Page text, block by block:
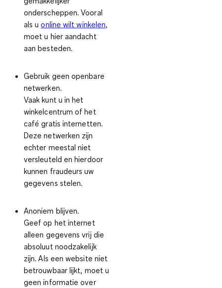
onderscheppen. Vooral
als uonline wilt winkelen,
moet u hier aandacht
aan besteden.
Gebruik geen openbare
netwerken.
Vaak kunt u in het
winkelcentrum of het
café gratis internetten.
Deze netwerken zijn
echter meestal niet
versleuteld en hierdoor
kunnen fraudeurs uw
gegevens stelen.
Anoniem blijven.
Geef op het internet
alleen gegevens vrij die
absoluut noodzakelijk
zijn. Als een website niet
betrouwbaar lijkt, moet u
geen informatie over